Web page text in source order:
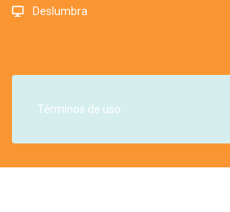
Deslumbra
Términos de uso
Todos los derechos reservados. Somos una